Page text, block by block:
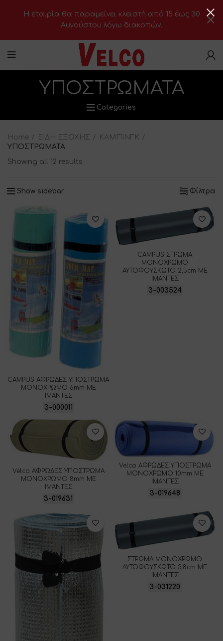
ΥΠΟΣΤΡΩΜΑΤΑ
Categories
Home ΕΙΔΗ ΕΞΟΧΗΣ
ΚΑΜΠΙΝΓΚ
ΥΠΟΣΤΡΩΜΑΤΑ
Showing all 12 results
Show sidebar Φίλτρα
CAMPUS ΑΦΡΩΔΕΣ ΥΠΟΣΤΡΩΜΑ
ΜΟΝΟΧΡΩΜΟ 6mm ΜΕ
ΙΜΑΝΤΕΣ
3-000011
CAMPUS ΣΤΡΩΜΑ
ΜΟΝΟΧΡΩΜΟ
ΑΥΤΟΦΟΥΣΚΩΤΟ 2,5cm ΜΕ
ΙΜΑΝΤΕΣ
3-003524
Velco ΑΦΡΩΔΕΣ ΥΠΟΣΤΡΩΜΑ
ΜΟΝΟΧΡΩΜΟ 8mm ΜΕ
ΙΜΑΝΤΕΣ
3-019631
Velco ΑΦΡΩΔΕΣ ΥΠΟΣΤΡΩΜΑ
ΜΟΝΟΧΡΩΜΟ 10mm ΜΕ
ΙΜΑΝΤΕΣ
3-019648
ΣΤΡΩΜΑ ΜΟΝΟΧΡΩΜΟ
ΑΥΤΟΦΟΥΣΚΩΤΟ 3,8cm ΜΕ
ΙΜΑΝΤΕΣ
3-031220
H εταιρία θα παραμείνει κλειστή από 15 έως 30
Αυγούστου λόγω διακοπών.